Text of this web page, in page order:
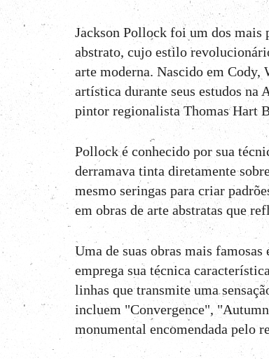
Jackson Pollock foi um dos mais
abstrato, cujo estilo
arte moderna. Nascido em
artística durante seus estudos na
pintor regionalista Thomas Hart
Pollock é conhecido por sua
derramava tinta diretamente
mesmo seringas para criar
em obras de arte abstratas que
Uma de suas obras mais
emprega sua técnica
linhas que transmite uma
incluem "Convergence",
monumental encomendada pelo